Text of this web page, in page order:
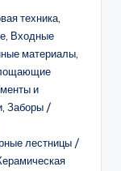
техника,
Входные
материалы,
и
Заборы /
лестницы /